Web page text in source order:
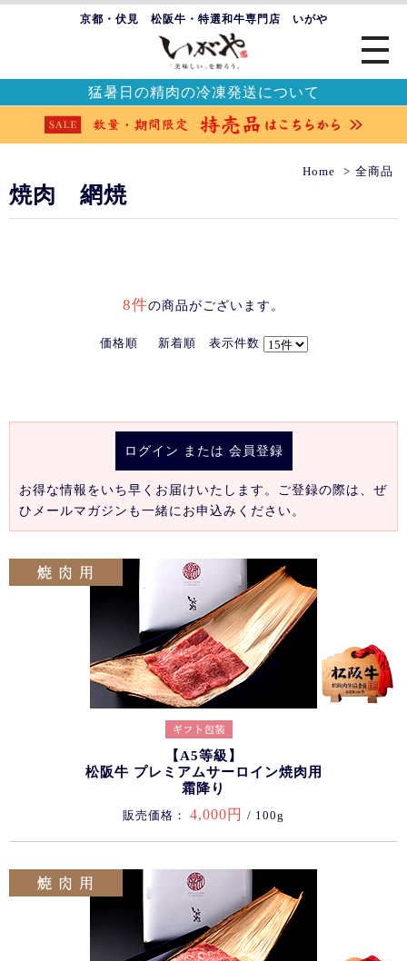
京都・伏見 松阪牛・特選和牛専門店 いがや
猛暑日の精肉の冷凍発送について
Home 全商品
焼肉 網焼
8件の商品がございます。
価格順 新着順 表示件数
ログイン または 会員登録
お得な情報をいち早くお届けいたします。ご登録の際は、ぜ
ひメールマガジンも一緒にお申込みください。
【A5等級】
松阪牛 プレミアムサーロイン焼肉用
霜降り
販売価格： 4,000円 / 100g